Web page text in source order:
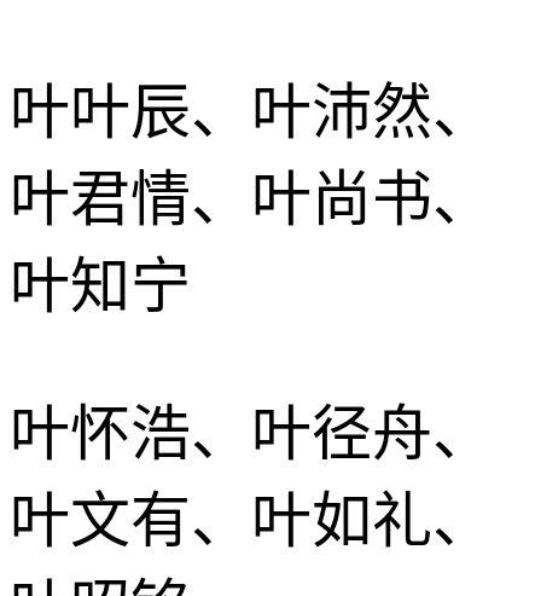
叶叶辰、叶沛然、
叶君情、叶尚书、
叶知宁
叶怀浩、叶径舟、
叶文有、叶如礼、